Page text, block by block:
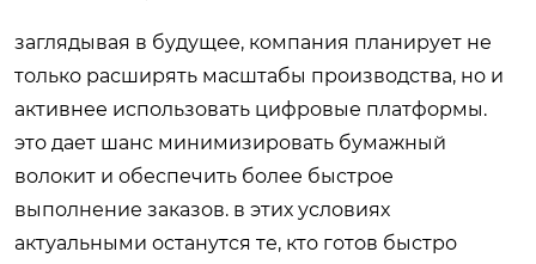
заглядывая в будущее, компания планирует не
только расширять масштабы производства, но и
активнее использовать цифровые платформы.
это дает шанс минимизировать бумажный
волокит и обеспечить более быстрое
выполнение заказов. в этих условиях
актуальными останутся те, кто готов быстро